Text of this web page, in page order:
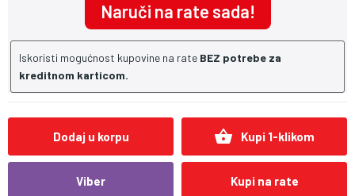
Naruči na rate sada!
Iskoristi mogućnost kupovine na rate BEZ potrebe za
kreditnom karticom.
Dodaj u korpu shopping_basket Kupi 1-klikom
Viber Kupi na rate